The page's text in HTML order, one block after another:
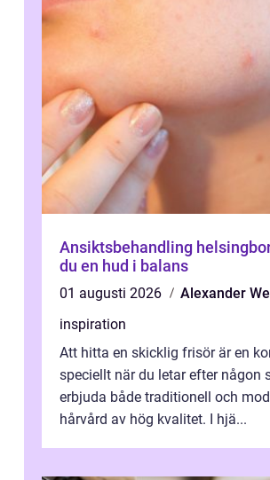
Ansiktsbehandling helsingborg så
du en hud i balans
01 augusti 2026
Alexander
inspiration
Att hitta en skicklig frisör är en
speciellt när du letar efter någon
erbjuda både traditionell och
hårvård av hög kvalitet. I hjä...